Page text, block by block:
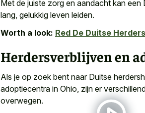
Met de juiste zorg en aandacht kan een
lang, gelukkig leven leiden.
Worth a look: Red De Duitse
Herdersverblijven en
Als je op zoek bent naar Duitse
adoptiecentra in Ohio, zijn er
overwegen.